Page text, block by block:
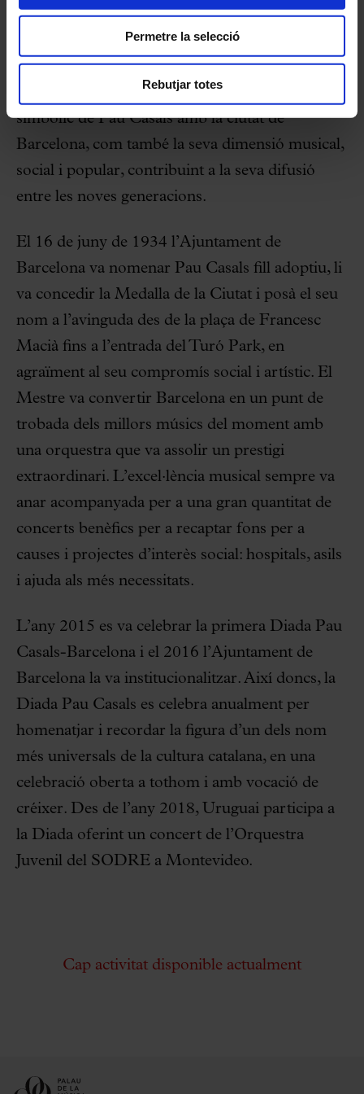
Permetre la selecció
Rebutjar totes
Diada Pau Casals Barcelona 2019: històric
La Diada Pau Casals és una iniciativa per
commemorar i celebrar el vincle històric i
simbòlic de Pau Casals amb la ciutat de
Barcelona, com també la seva dimensió musical,
social i popular, contribuint a la seva difusió
entre les noves generacions.
El 16 de juny de 1934 l’Ajuntament de
Barcelona va nomenar Pau Casals fill adoptiu, li
va concedir la Medalla de la Ciutat i posà el seu
nom a l’avinguda des de la plaça de Francesc
Macià fins a l’entrada del Turó Park, en
agraïment al seu compromís social i artístic. El
Mestre va convertir Barcelona en un punt de
trobada dels millors músics del moment amb
una orquestra que va assolir un prestigi
extraordinari. L’excel·lència musical sempre va
anar acompanyada per a una gran quantitat de
concerts benèfics per a recaptar fons per a
causes i projectes d’interès social: hospitals, asils
i ajuda als més necessitats.
L’any 2015 es va celebrar la primera Diada Pau
Casals-Barcelona i el 2016 l’Ajuntament de
Barcelona la va institucionalitzar. Així doncs, la
Diada Pau Casals es celebra anualment per
homenatjar i recordar la figura d’un dels nom
més universals de la cultura catalana, en una
celebració oberta a tothom i amb vocació de
créixer. Des de l’any 2018, Uruguai participa a
la Diada oferint un concert de l’Orquestra
Juvenil del SODRE a Montevideo.
Cap activitat disponible actualment